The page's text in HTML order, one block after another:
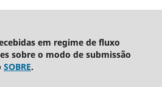
em regime de fluxo
sobre o modo de submissão
SOBRE.